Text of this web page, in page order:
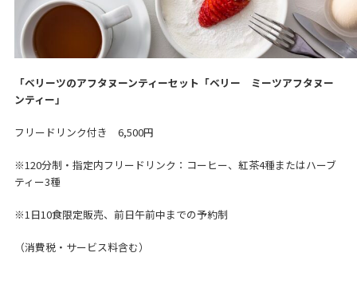
「ベリーツのアフタヌーンティーセット「ベリー ミーツアフタヌー
ンティー」
フリードリンク付き 6,500円
※120分制・指定内フリードリンク：コーヒー、紅茶4種またはハーブ
ティー3種
※1日10食限定販売、前日午前中までの予約制
（消費税・サービス料含む）